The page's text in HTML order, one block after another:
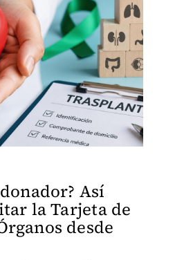
Así
la Tarjeta de
desde